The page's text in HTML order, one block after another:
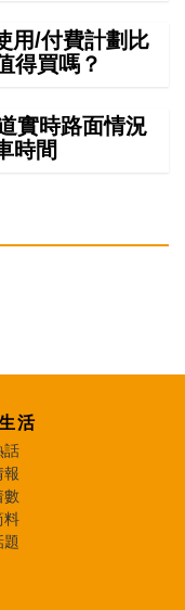
用/付費計劃比
得買嗎？
實時路面情況
時間
活
話
報
數
料
題